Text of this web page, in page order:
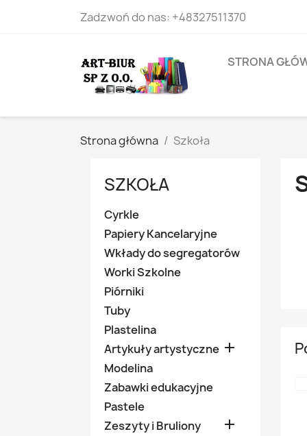
Zadzwoń do nas: +48327511370
STRONA
Strona główna Szkoła
SZKOŁA
Cyrkle
Papiery Kancelaryjne
Wkłady do segregatorów
Worki Szkolne
Piórniki
Tuby
Plastelina
Artykuły artystyczne 
Modelina
Zabawki edukacyjne
Pastele
Zeszyty i Bruliony
